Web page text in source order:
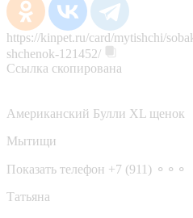
https://kinpet.ru/card/mytishchi/
shchenok-121452/
Ссылка скопирована
Американский Булли XL щенок
Мытищи
Показать телефон +7 (911)
Татьяна